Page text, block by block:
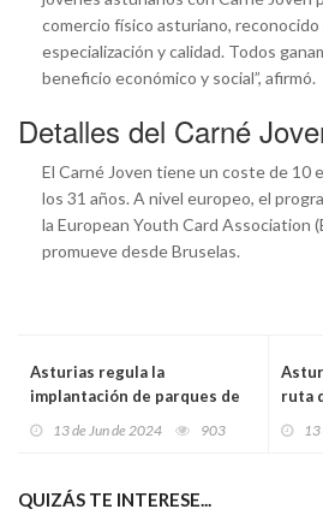
comercio físico asturiano,
especialización y calidad. Todos
beneficio económico y social”, afirmó.
Detalles del Carné
El Carné Joven tiene un coste de 10
los 31 años. A nivel europeo, el
la European Youth Card Association
promueve desde Bruselas.
Asturias regula la
implantación de parques de
13 de Jun de 2024 903
ruta
QUIZÁS TE INTERESE...